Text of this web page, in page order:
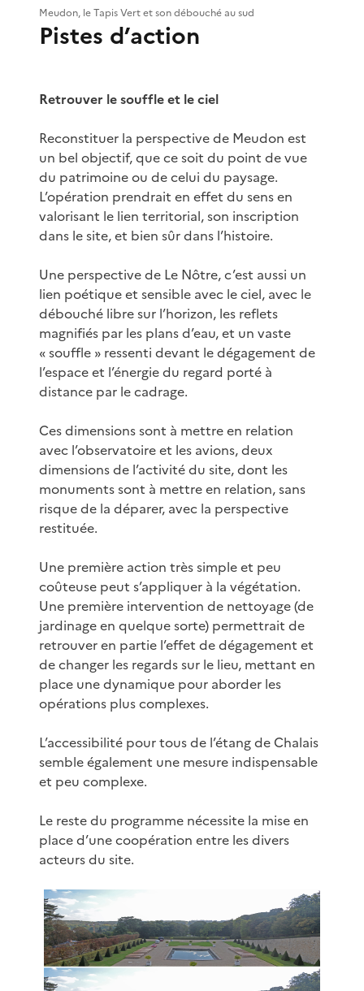
Meudon, le Tapis Vert et son débouché au sud
Pistes d’action
Retrouver le souffle et le ciel
Reconstituer la perspective de Meudon est
un bel objectif, que ce soit du point de vue
du patrimoine ou de celui du paysage.
L’opération prendrait en effet du sens en
valorisant le lien territorial, son inscription
dans le site, et bien sûr dans l’histoire.
Une perspective de Le Nôtre, c’est aussi un
lien poétique et sensible avec le ciel, avec le
débouché libre sur l’horizon, les reflets
magnifiés par les plans d’eau, et un vaste
« souffle » ressenti devant le dégagement de
l’espace et l’énergie du regard porté à
distance par le cadrage.
Ces dimensions sont à mettre en relation
avec l’observatoire et les avions, deux
dimensions de l’activité du site, dont les
monuments sont à mettre en relation, sans
risque de la déparer, avec la perspective
restituée.
Une première action très simple et peu
coûteuse peut s’appliquer à la végétation.
Une première intervention de nettoyage (de
jardinage en quelque sorte) permettrait de
retrouver en partie l’effet de dégagement et
de changer les regards sur le lieu, mettant en
place une dynamique pour aborder les
opérations plus complexes.
L’accessibilité pour tous de l’étang de Chalais
semble également une mesure indispensable
et peu complexe.
Le reste du programme nécessite la mise en
place d’une coopération entre les divers
acteurs du site.